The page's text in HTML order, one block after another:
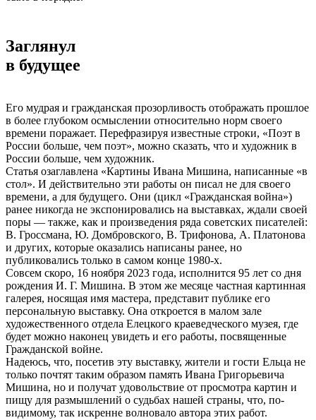
Заглянул
в будущее
Его мудрая и гражданская прозорливость отображать прошлое
в более глубоком осмыслении относительно норм своего
времени поражает. Перефразируя известные строки, «Поэт в
России больше, чем поэт», можно сказать, что и художник в
России больше, чем художник.
Статья озаглавлена «Картины Ивана Мишина, написанные «в
стол». И действительно эти работы он писал не для своего
времени, а для будущего. Они (цикл «Гражданская война»)
ранее никогда не экспонировались на выставках, ждали своей
поры — также, как и произведения ряда советских писателей:
В. Гроссмана, Ю. Домбровского, В. Трифонова, А. Платонова
и других, которые оказались написаны ранее, но
публиковались только в самом конце 1980-х.
Совсем скоро, 16 ноября 2023 года, исполнится 95 лет со дня
рождения И. Г. Мишина. В этом же месяце частная картинная
галерея, носящая имя мастера, представит публике его
персональную выставку. Она откроется в малом зале
художественного отдела Елецкого краеведческого музея, где
будет можно наконец увидеть и его работы, посвященные
Гражданской войне.
Надеюсь, что, посетив эту выставку, жители и гости Ельца не
только почтят таким образом память Ивана Григорьевича
Мишина, но и получат удовольствие от просмотра картин и
пищу для размышлений о судьбах нашей страны, что, по-
видимому, так искренне волновало автора этих работ.